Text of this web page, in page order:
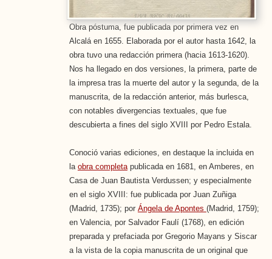
Obra póstuma, fue publicada por primera vez en
Alcalá en 1655. Elaborada por el autor hasta 1642, la
obra tuvo una redacción primera (hacia 1613-1620).
Nos ha llegado en dos versiones, la primera, parte de
la impresa tras la muerte del autor y la segunda, de la
manuscrita, de la redacción anterior, más burlesca,
con notables divergencias textuales, que fue
descubierta a fines del siglo XVIII por Pedro Estala.
Conoció varias ediciones, en destaque la incluida en
la obra completapublicada en 1681, en Amberes, en
Casa de Juan Bautista Verdussen; y especialmente
en el siglo XVIII: fue publicada por Juan Zuñiga
(Madrid, 1735); por Ángela de Apontes (Madrid, 1759);
en Valencia, por Salvador Faulí (1768), en edición
preparada y prefaciada por Gregorio Mayans y Siscar
a la vista de la copia manuscrita de un original que